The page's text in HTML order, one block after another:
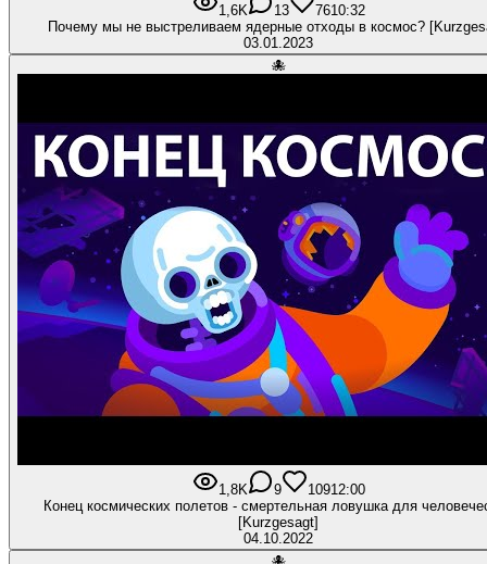
1,6K 13 7610:32
Почему мы не выстреливаем ядерные отходы в космос?
03.01.2023
🐙
1,8K 9 10912:00
Конец космических полетов - смертельная ловушка для
[Kurzgesagt]
04.10.2022